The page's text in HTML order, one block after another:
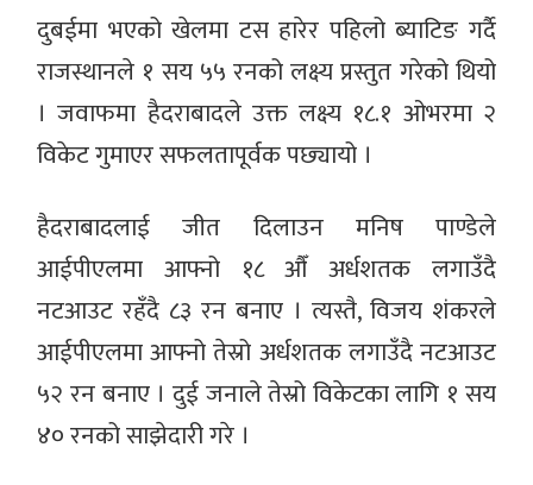
दुबईमा भएको खेलमा टस हारेर पहिलो ब्याटिङ गर्दै
राजस्थानले १ सय ५५ रनको लक्ष्य प्रस्तुत गरेको थियो
। जवाफमा हैदराबादले उक्त लक्ष्य १८.१ ओभरमा २
विकेट गुमाएर सफलतापूर्वक पछ्यायो ।
हैदराबादलाई जीत दिलाउन मनिष पाण्डेले
आईपीएलमा आफ्नो १८ औँ अर्धशतक लगाउँदै
नटआउट रहँदै ८३ रन बनाए । त्यस्तै, विजय शंकरले
आईपीएलमा आफ्नो तेस्रो अर्धशतक लगाउँदै नटआउट
५२ रन बनाए । दुई जनाले तेस्रो विकेटका लागि १ सय
४० रनको साझेदारी गरे ।